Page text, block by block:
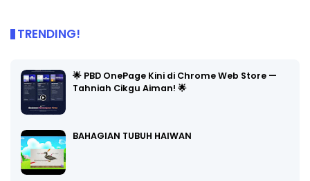
TRENDING!
🌟 PBD OnePage Kini di Chrome Web Store —
Tahniah Cikgu Aiman! 🌟
BAHAGIAN TUBUH HAIWAN